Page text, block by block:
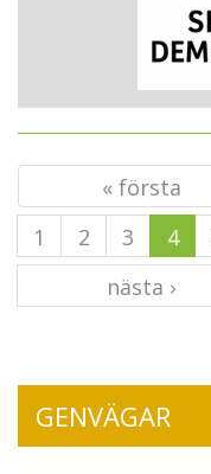
« första
1
2 3 4
nästa ›
GENVÄGAR